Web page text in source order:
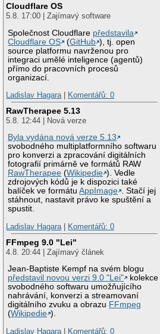
Cloudflare OS
5.8. 17:00 | Zajímavý software
Společnost Cloudflare představila
Cloudflare OS
(GitHub ), tj. open
source platformu navrženou pro
integraci umělé inteligence (agentů)
přímo do pracovních procesů
organizací.
Ladislav Hagara| Komentářů: 0
RawTherapee 5.13
5.8. 12:44 | Nová verze
Byla vydána nová verze 5.13
svobodného multiplatformního softwaru
pro konverzi a zpracování digitálních
fotografií primárně ve formátů RAW
RawTherapee (Wikipedie ). Vedle
zdrojových kódů je k dispozici také
balíček ve formátuAppImage . Stačí jej
stáhnout, nastavit právo ke spuštění a
spustit.
Ladislav Hagara| Komentářů: 0
FFmpeg 9.0 "Lei"
4.8. 20:44 | Zajímavý článek
Jean-Baptiste Kempf na svém blogu
představil novou verzi 9.0 "Lei"
kolekce
svobodného softwaru umožňujícího
nahrávání, konverzi a streamovaní
digitálního zvuku a obrazu FFmpeg
(Wikipedie ).
Ladislav Hagara| Komentářů: 0